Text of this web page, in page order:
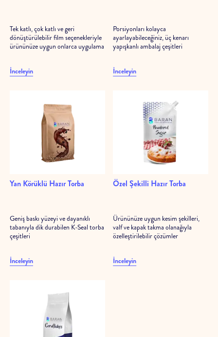
Tek katlı, çok katlı ve geri
dönüştürülebilir film seçenekleriyle
ürününüze uygun onlarca uygulama
İnceleyin
Porsiyonları kolayca
ayarlayabileceğiniz, üç kenarı
yapışkanlı ambalaj çeşitleri
İnceleyin
Yan Körüklü Hazır Torba
Geniş baskı yüzeyi ve dayanıklı
tabanıyla dik durabilen K-Seal torba
çeşitleri
İnceleyin
Özel Şekilli Hazır Torba
Ürününüze uygun kesim şekilleri,
valf ve kapak takma olanağıyla
özelleştirilebilir çözümler
İnceleyin